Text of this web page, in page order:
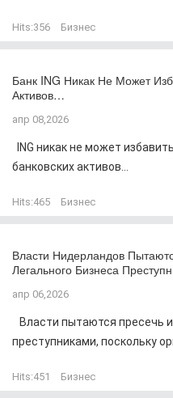
Hits:356 Бизнес
Банк ING Никак Не Может
Активов…
апр 08,2026
ING никак не может
банковских активов...
Hits:465 Бизнес
Власти Нидерландов
Легального Бизнеса
апр 06,2026
Власти пытаются пресечь
преступниками, поскольку
Hits:451 Бизнес